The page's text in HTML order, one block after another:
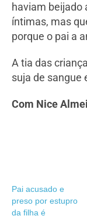
haviam beijado
íntimas, mas
porque o pai a
A tia das
suja de sangue
Com Nice
Pai acusado e
preso por estupro
da filha é